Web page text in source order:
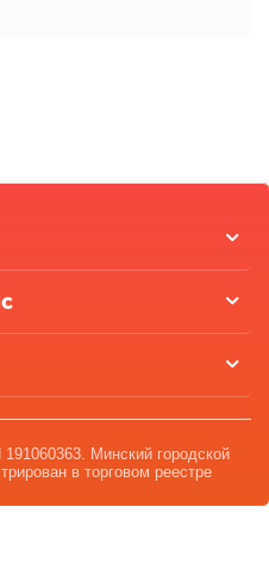
Минский городской
в торговом реестре